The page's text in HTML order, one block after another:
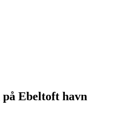
Ebeltoft havn